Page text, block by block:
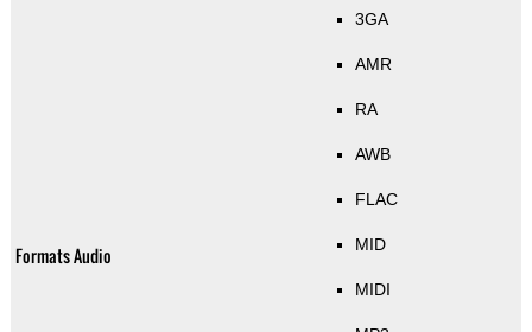
Formats Audio
3GA
AMR
RA
AWB
FLAC
MID
MIDI